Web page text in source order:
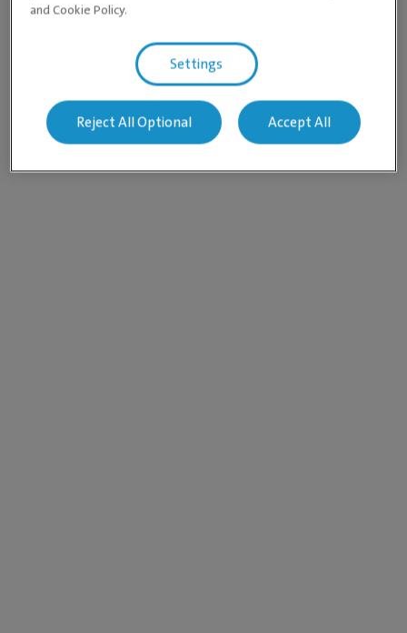
and Cookie Policy.
Settings
Reject All Optional Accept All